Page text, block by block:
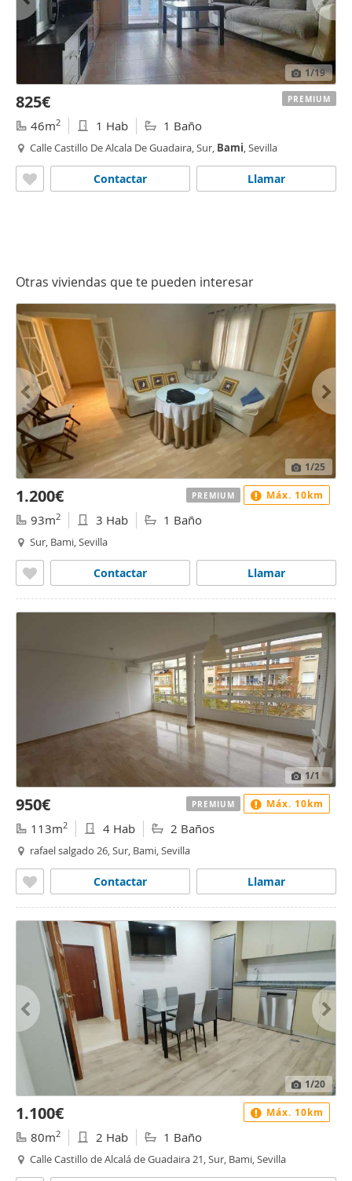
1/19
825€
46m2 1 Hab 1 Baño
Calle Castillo De Alcala De Guadaira, Sur, Bami, Sevilla
Llamar
Contactar
PREMIUM
Otras viviendas que te pueden interesar
1/25
1.200€
93m2 3 Hab 1 Baño
Sur, Bami, Sevilla
Llamar
Contactar
PREMIUM Máx. 10km
1/1
950€
113m2 4 Hab 2 Baños
rafael salgado 26, Sur, Bami, Sevilla
Llamar
Contactar
PREMIUM Máx. 10km
1/20
1.100€
80m2 2 Hab 1 Baño
Calle Castillo de Alcalá de Guadaira 21, Sur, Bami, Sevilla
Máx. 10km